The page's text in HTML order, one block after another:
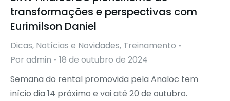
transformações e perspectivas com
Eurimilson Daniel
Dicas, Notícias e Novidades, Treinamento
Por admin
18 de outubro de 2024
Semana do rental promovida pela Analoc tem
início dia 14 próximo e vai até 20 de outubro.